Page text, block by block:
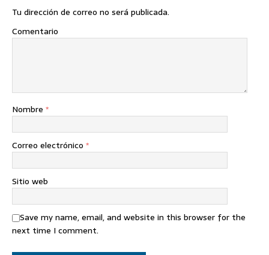
Tu dirección de correo no será publicada.
Comentario
Nombre *
Correo electrónico *
Sitio web
Save my name, email, and website in this browser for the
next time I comment.